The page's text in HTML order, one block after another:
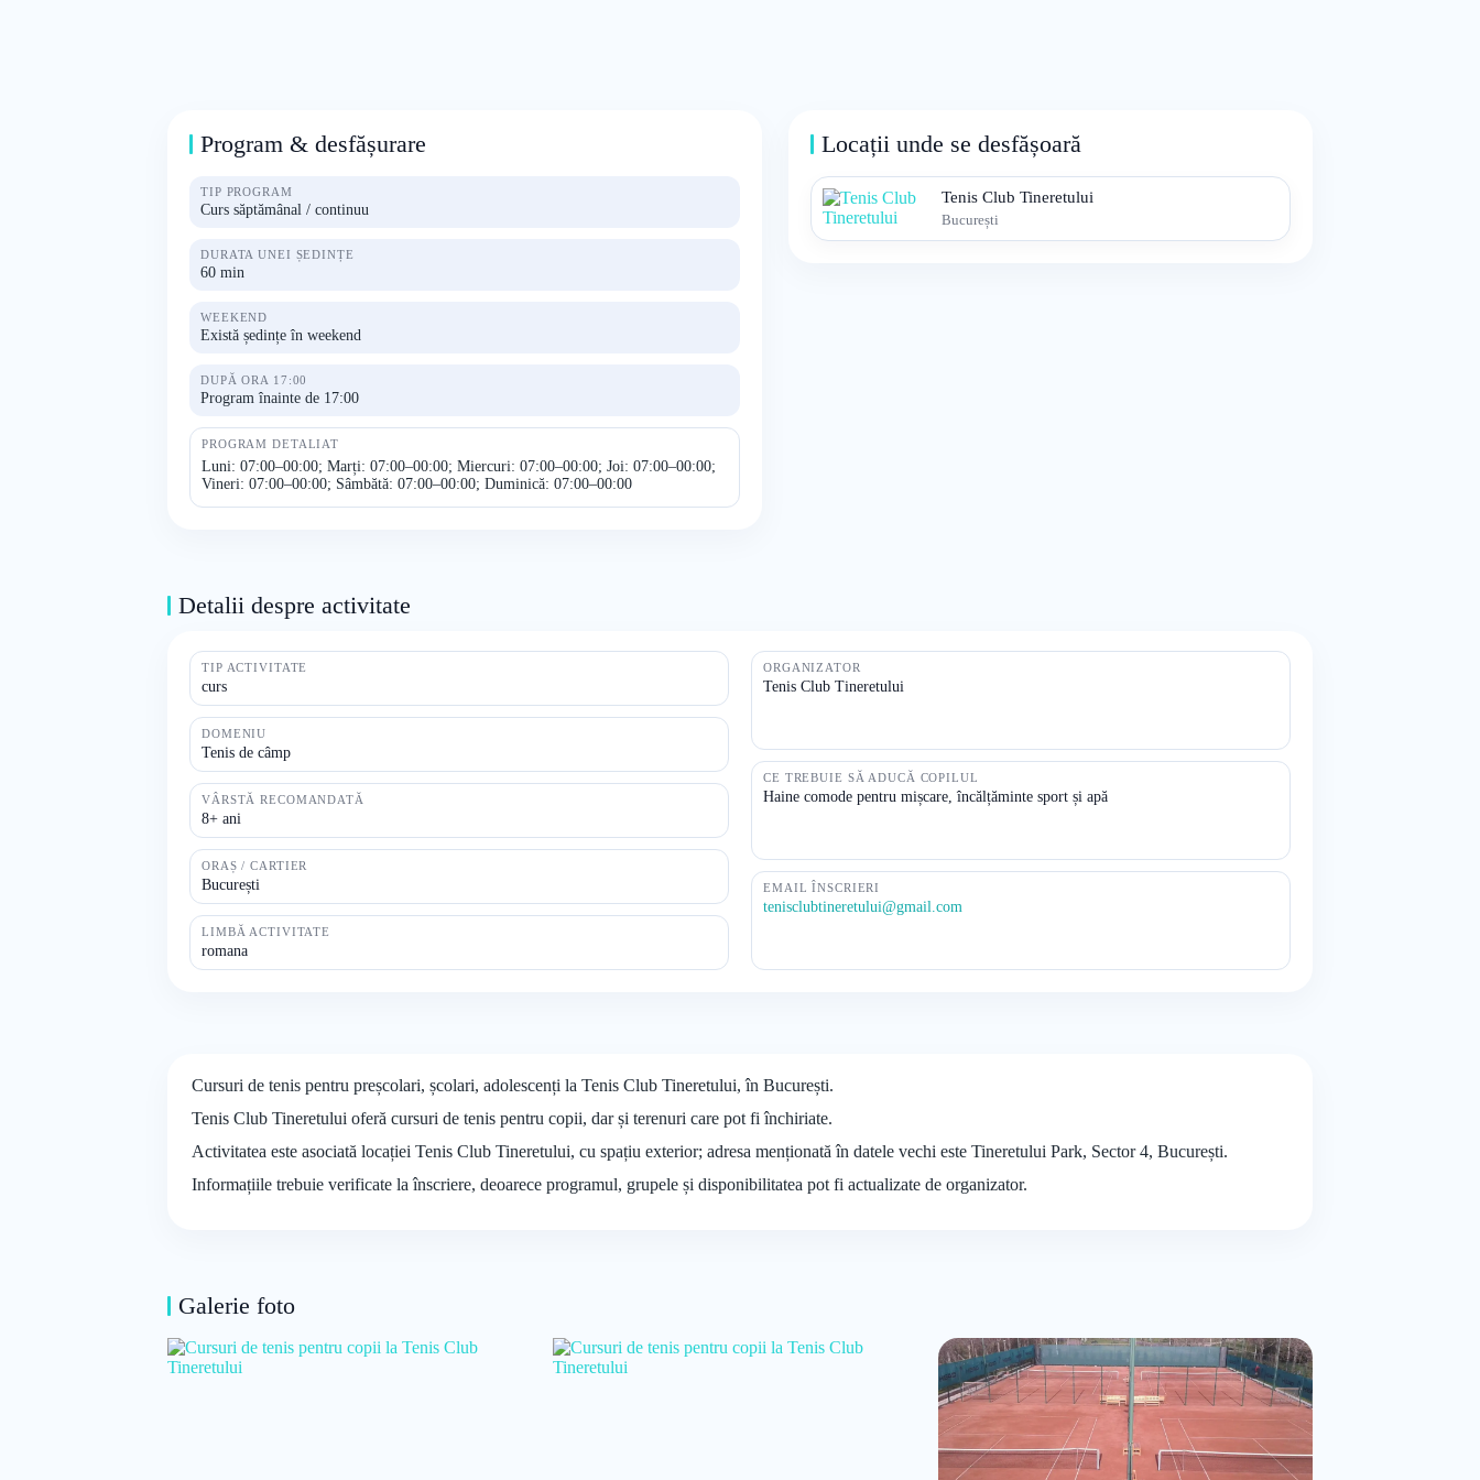
Program & desfășurare
TIP PROGRAM
Curs săptămânal / continuu
DURATA UNEI ȘEDINȚE
60 min
WEEKEND
Există ședințe în weekend
DUPĂ ORA 17:00
Program înainte de 17:00
PROGRAM DETALIAT
Luni: 07:00–00:00; Marți: 07:00–00:00; Miercuri: 07:00–00:00; Joi: 07:00–00:00;
Vineri: 07:00–00:00; Sâmbătă: 07:00–00:00; Duminică: 07:00–00:00
Locații unde se desfășoară
Tenis Club Tineretului
București
Detalii despre activitate
TIP ACTIVITATE
curs
DOMENIU
Tenis de câmp
VÂRSTĂ RECOMANDATĂ
8+ ani
ORAȘ / CARTIER
București
LIMBĂ ACTIVITATE
romana
ORGANIZATOR
Tenis Club Tineretului
CE TREBUIE SĂ ADUCĂ COPILUL
Haine comode pentru mișcare, încălțăminte sport și apă
EMAIL ÎNSCRIERI
tenisclubtineretului@gmail.com
Cursuri de tenis pentru preșcolari, școlari, adolescenți la Tenis Club Tineretului, în București.
Tenis Club Tineretului oferă cursuri de tenis pentru copii, dar și terenuri care pot fi închiriate.
Activitatea este asociată locației Tenis Club Tineretului, cu spațiu exterior; adresa menționată în datele vechi este Tineretului Park, Sector 4, București.
Informațiile trebuie verificate la înscriere, deoarece programul, grupele și disponibilitatea pot fi actualizate de organizator.
Galerie foto